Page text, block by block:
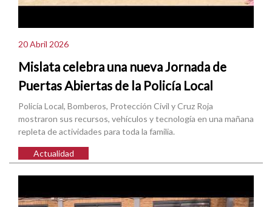
20 Abril 2026
Mislata celebra una nueva Jornada de
Puertas Abiertas de la Policía Local
Policía Local, Bomberos, Protección Civil y Cruz Roja
mostraron sus recursos, vehículos y tecnología en una mañana
repleta de actividades para toda la familia.
Actualidad